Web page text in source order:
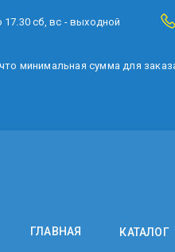
сб, вс - выходной
минимальная сумма для
ГЛАВНАЯ КАТАЛОГ